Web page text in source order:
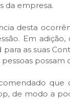
da empresa.
desta
Em
para as suas
possam
que
de modo a